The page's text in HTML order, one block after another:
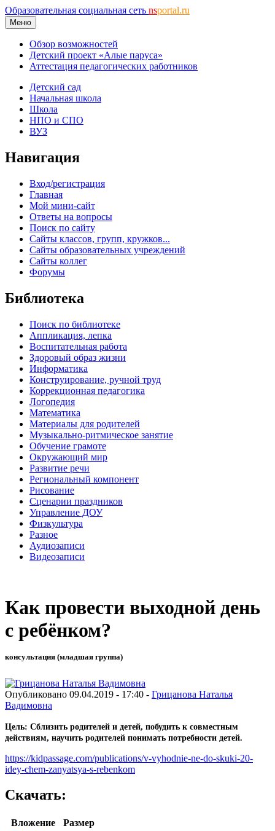
Образовательная социальная сеть nsportal.ru
Меню
Обзор возможностей
Детский проект «Алые паруса»
Аттестация педагогических работников
Детский сад
Начальная школа
Школа
НПО и СПО
ВУЗ
Навигация
Вход/регистрация
Главная
Мой мини-сайт
Ответы на вопросы
Поиск по сайту
Сайты классов, групп, кружков...
Сайты образовательных учреждений
Сайты коллег
Форумы
Библиотека
Поиск по библиотеке
Аппликация, лепка
Воспитательная работа
Здоровый образ жизни
Информатика
Конструирование, ручной труд
Коррекционная педагогика
Логопедия
Математика
Материалы для родителей
Музыкально-ритмическое занятие
Обучение грамоте
Окружающий мир
Развитие речи
Региональный компонент
Рисование
Сценарии праздников
Управление ДОУ
Физкультура
Разное
Аудиозаписи
Видеозаписи
Как провести выходной день
с ребёнком?
консультация (младшая группа)
Опубликовано 09.04.2019 - 17:40 - Грицанова Наталья
Вадимовна
Цель: Сблизить родителей и детей, побудить к совместным
действиям, научить родителей понимать потребности детей.
https://kidpassage.com/publications/v-vyhodnie-ne-do-skuki-20-
idey-chem-zanyatsya-s-rebenkom
Скачать:
Вложение
Размер